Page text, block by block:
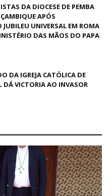
DA DIOCESE DE PEMBA
APÓS
JUBILEU UNIVERSAL EM ROMA
DAS MÃOS DO PAPA
DA IGREJA CATÓLICA DE
DÁ VICTORIA AO INVASOR